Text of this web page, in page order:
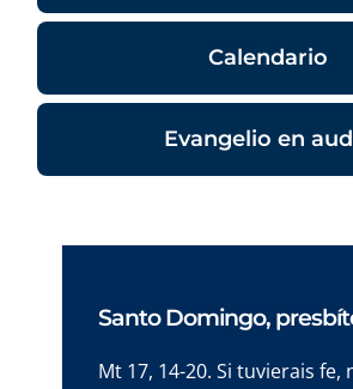
Calendario
Evangelio en
Santo Domingo,
Mt 17, 14-20. Si tuvierais fe,